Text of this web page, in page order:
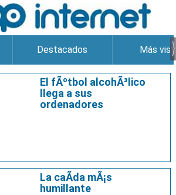
Destacados Más
El fÃºtbol alcohÃ³lico
llega a sus
ordenadores
La caÃ­da mÃ¡s
humillante